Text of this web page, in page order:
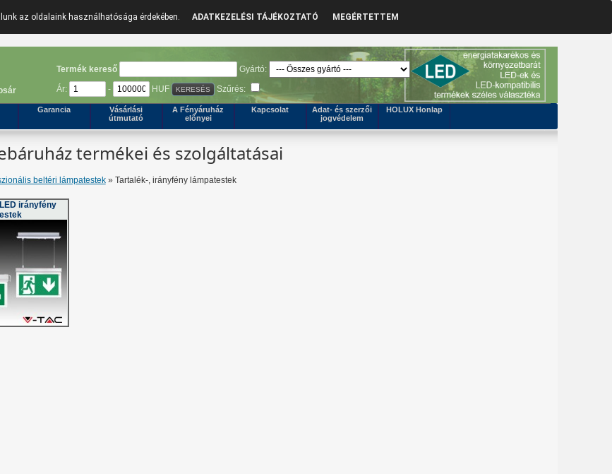
az oldalaink használhatósága érdekében. ADATKEZELÉSI TÁJÉKOZTATÓ MEGÉRTETTEM
Termék kereső
Gyártó:
Ár:
- HUF Szűrés:
Garancia
Vásárlási
útmutató
A Fényáruház
előnyei
Kapcsolat
Adat- és szerzői
jogvédelem
HOLUX Honlap
termékei és szolgáltatásai
beltéri lámpatestek» Tartalék-, irányfény lámpatestek
irányfény